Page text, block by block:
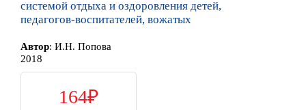
системой отдыха и оздоровления детей,
педагогов-воспитателей, вожатых
Автор: И.Н. Попова
2018
164